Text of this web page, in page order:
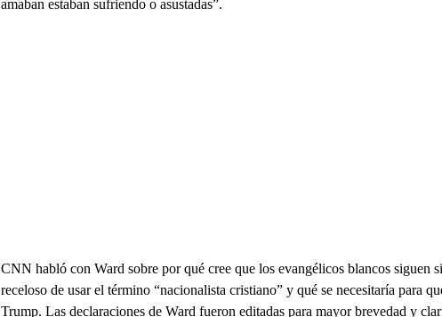
amaban estaban sufriendo o asustadas”.
CNN habló con Ward sobre por qué cree que los evangélicos blancos siguen
receloso de usar el término “nacionalista cristiano” y qué se necesitaría para
Trump. Las declaraciones de Ward fueron editadas para mayor brevedad y